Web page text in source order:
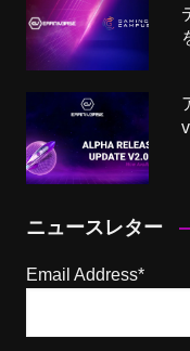
ニュースレター
Email Address*